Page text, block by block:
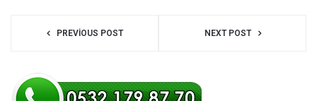
PREVIOUS POST NEXT POST